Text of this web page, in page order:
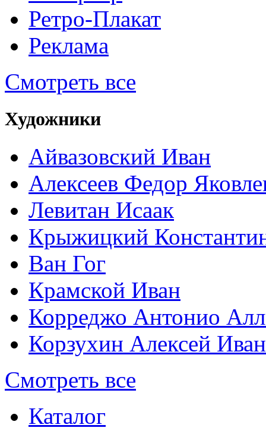
Ретро-Плакат
Реклама
Смотреть все
Художники
Айвазовский Иван
Алексеев Федор
Левитан Исаак
Крыжицкий
Ван Гог
Крамской Иван
Корреджо Антонио
Корзухин Алексей
Смотреть все
Каталог